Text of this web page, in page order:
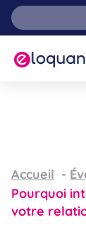
Accueil
Pourquoi
votre